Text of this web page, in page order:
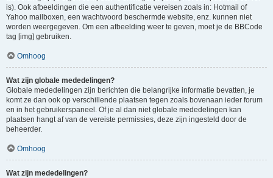
is). Ook afbeeldingen die een authentificatie vereisen zoals in: Hotmail of
Yahoo mailboxen, een wachtwoord beschermde website, enz. kunnen niet
worden weergegeven. Om een afbeelding weer te geven, moet je de BBCode
tag [img] gebruiken.
Omhoog
Wat zijn globale mededelingen?
Globale mededelingen zijn berichten die belangrijke informatie bevatten, je
komt ze dan ook op verschillende plaatsen tegen zoals bovenaan ieder forum
en in het gebruikerspaneel. Of je al dan niet globale mededelingen kan
plaatsen hangt af van de vereiste permissies, deze zijn ingesteld door de
beheerder.
Omhoog
Wat zijn mededelingen?